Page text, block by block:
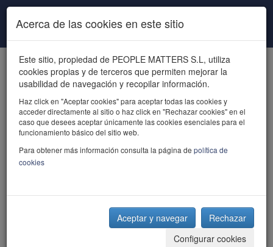
Pasar al contenido principal
powered by talent
Acerca de las cookies en este sitio
Este sitio, propiedad de PEOPLE MATTERS S.L, utiliza
cookies propias y de terceros que permiten mejorar la
usabilidad de navegación y recopilar información.
Haz click en "Aceptar cookies" para aceptar todas las cookies y
acceder directamente al sitio o haz click en "Rechazar cookies" en el
caso que desees aceptar únicamente las cookies esenciales para el
funcionamiento básico del sitio web.
Para obtener más información consulta la página de política de
cookies
Aceptar y navegar
Rechazar
Configurar cookies